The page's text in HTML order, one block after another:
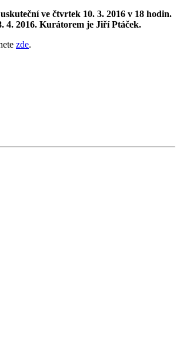
ve čtvrtek 10. 3. 2016 v 18 hodin.
4. 2016. Kurátorem je Jiří Ptáček.
zde.